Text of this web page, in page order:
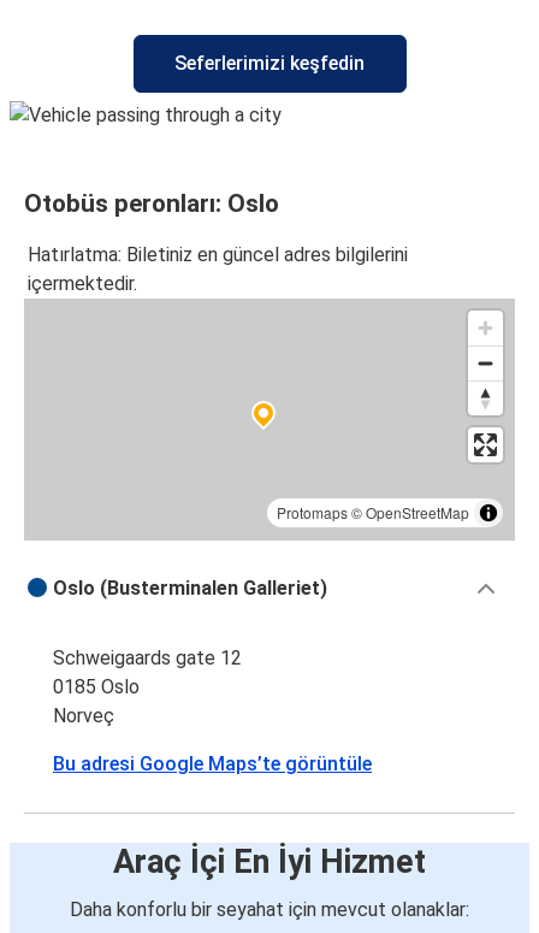
Oslo
Kopenhag
Hamburg
Oslo
Bergen
Oslo
Oslo
Oslo
Oslo
Bergen
Oslo
Seferlerimizi keşfedin
Otobüs peronları: Oslo
Hatırlatma: Biletiniz en güncel adres bilgilerini
içermektedir.
Protomaps©OpenStreetMap
Oslo (Busterminalen Galleriet)
Schweigaards gate 12
0185 Oslo
Norveç
Bu adresi Google Maps’te görüntüle
Araç İçi En İyi Hizmet
Daha konforlu bir seyahat için mevcut olanaklar: